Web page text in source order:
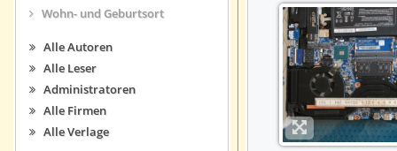
Wohn- und Geburtsort
Alle Autoren
Alle Leser
Administratoren
Alle Firmen
Alle Verlage